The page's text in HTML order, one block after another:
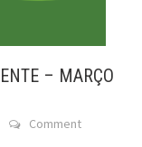
– MARÇO
Comment